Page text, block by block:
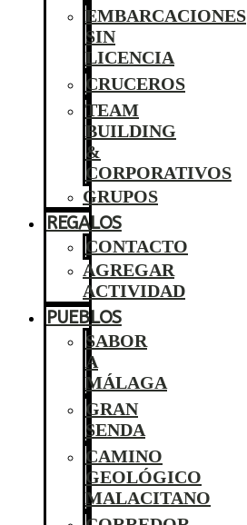
EMBARCACIONES
SIN
LICENCIA
CRUCEROS
TEAM
BUILDING
&
CORPORATIVOS
GRUPOS
REGALOS
CONTACTO
AGREGAR
ACTIVIDAD
PUEBLOS
SABOR
A
MÁLAGA
GRAN
SENDA
CAMINO
GEOLÓGICO
MALACITANO